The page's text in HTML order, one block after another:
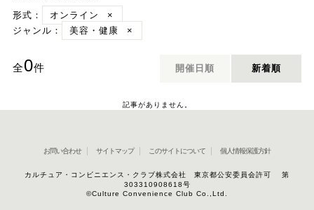
形式：
オンライン
×
ジャンル：
美容・健康 ×
全0件 開催日順 新着順
記事がありません。
お問い合わせ サイトマップ このサイトについて 個人情報保護方針
カルチュア・コンビニエンス・クラブ株式会社 東京都公安委員会許可 第
303310908618号
©Culture Convenience Club Co.,Ltd.